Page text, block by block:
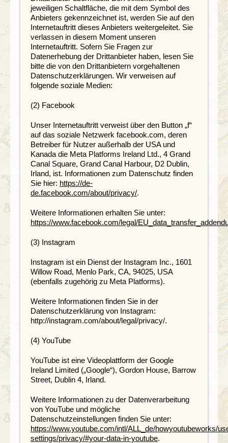
jeweiligen Schaltfläche, die mit dem Symbol des
Anbieters gekennzeichnet ist, werden Sie auf den
Internetauftritt dieses Anbieters weitergeleitet. Sie
verlassen in diesem Moment unseren
Internetauftritt. Sofern Sie Fragen zur
Datenerhebung der Drittanbieter haben, lesen Sie
bitte die von den Drittanbietern vorgehaltenen
Datenschutzerklärungen. Wir verweisen auf
folgende soziale Medien:
(2) Facebook
Unser Internetauftritt verweist über den Button „f“
auf das soziale Netzwerk facebook.com, deren
Betreiber für Nutzer außerhalb der USA und
Kanada die Meta Platforms Ireland Ltd., 4 Grand
Canal Square, Grand Canal Harbour, D2 Dublin,
Irland, ist. Informationen zum Datenschutz finden
Sie hier: https://de-
de.facebook.com/about/privacy/.
Weitere Informationen erhalten Sie unter:
https://www.facebook.com/legal/
(3) Instagram
Instagram ist ein Dienst der Instagram Inc., 1601
Willow Road, Menlo Park, CA, 94025, USA
(ebenfalls zugehörig zu Meta Platforms).
Weitere Informationen finden Sie in der
Datenschutzerklärung von Instagram:
http://instagram.com/about/legal/privacy/.
(4) YouTube
YouTube ist eine Videoplattform der Google
Ireland Limited („Google“), Gordon House, Barrow
Street, Dublin 4, Irland.
Weitere Informationen zu der Datenverarbeitung
von YouTube und mögliche
Datenschutzeinstellungen finden Sie unter:
https://www.youtube.com/intl/ALL_de/howyoutubeworks/
settings/privacy/#your-data-in-youtube.